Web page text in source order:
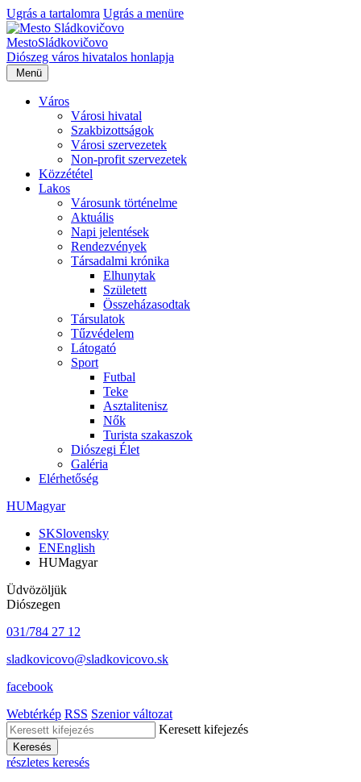
Ugrás a tartalomra Ugrás a menüre
MestoSládkovičovo
Diószeg város hivatalos honlapja
Menü
Város
Városi hivatal
Szakbizottságok
Városi szervezetek
Non-profit szervezetek
Közzététel
Lakos
Városunk történelme
Aktuális
Napi jelentések
Rendezvények
Társadalmi krónika
Elhunytak
Született
Összeházasodtak
Társulatok
Tűzvédelem
Látogató
Sport
Futbal
Teke
Asztalitenisz
Nők
Turista szakaszok
Diószegi Élet
Galéria
Elérhetőség
HUMagyar
SKSlovensky
ENEnglish
HUMagyar
Üdvözöljük
Diószegen
031/784 27 12
sladkovicovo@sladkovicovo.sk
facebook
Webtérkép RSS Szenior változat
Keresett kifejezés
Keresés
részletes keresés